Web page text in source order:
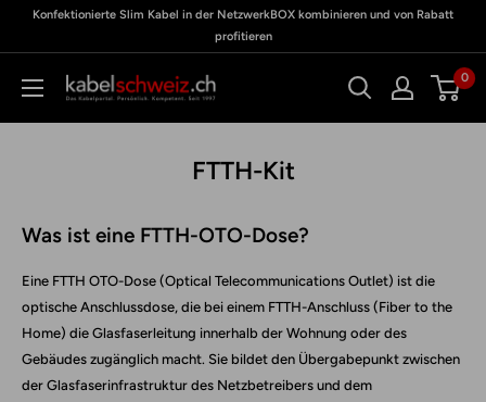
Direktzu
BOX
Konfektionierte Slim Kabel in der NetzwerkBOX kombinieren und von Rabatt
profitieren
kabelschweiz 0
FTTH-Kit
Was ist eine FTTH-OTO-Dose?
Eine FTTH OTO-Dose (Optical Telecommunications Outlet) ist die
optische Anschlussdose, die bei einem FTTH-Anschluss (Fiber to the
Home) die Glasfaserleitung innerhalb der Wohnung oder des
Gebäudes zugänglich macht. Sie bildet den Übergabepunkt zwischen
der Glasfaserinfrastruktur des Netzbetreibers und dem